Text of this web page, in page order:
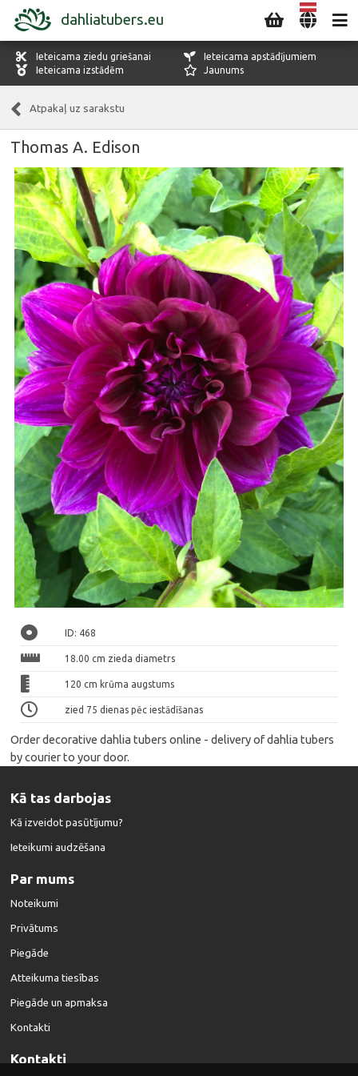
dahliatubers.eu
Ieteicama ziedu griešanai
Ieteicama apstādījumiem
Ieteicama izstādēm
Jaunums
Atpakaļ uz sarakstu
Thomas A. Edison
ID: 468
18.00 cm zieda diametrs
120 cm krūma augstums
zied 75 dienas pēc iestādīšanas
Order decorative dahlia tubers online - delivery of dahlia tubers
by courier to your door.
Kā tas darbojas
Kā izveidot pasūtījumu?
Ieteikumi audzēšana
Par mums
Noteikumi
Privātums
Piegāde
Atteikuma tiesības
Piegāde un apmaksa
Kontakti
Kontakti